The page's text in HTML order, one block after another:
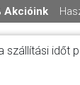
Akcióink
szállítási időt